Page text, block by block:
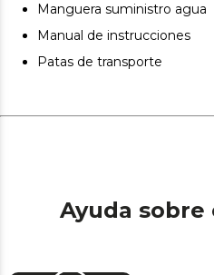
Manguera suministro agua
Manual de instrucciones
Patas de transporte
Ayuda